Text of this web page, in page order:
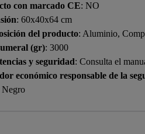
con marcado CE: NO
: 60x40x64 cm
del producto: Aluminio,
(gr): 3000
y seguridad: Consulta el
económico responsable de la
Negro